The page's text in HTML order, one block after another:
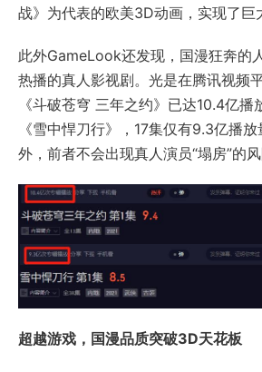
战》为代表的欧美3D动画，实现了巨
此外GameLook还发现，国漫狂奔的
热播的真人影视剧。光是在腾讯视频
《斗破苍穹 三年之约》已达10.4亿播
《雪中悍刀行》，17集仅有9.3亿播
外，前者不会出现真人演员“塌房”的风
超越游戏，国漫品质突破3D天花板